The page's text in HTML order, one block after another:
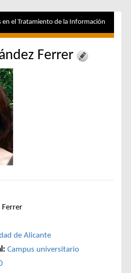
en el Tratamiento de la Información
Ferrer
Ferrer
de Alicante
Campus universitario